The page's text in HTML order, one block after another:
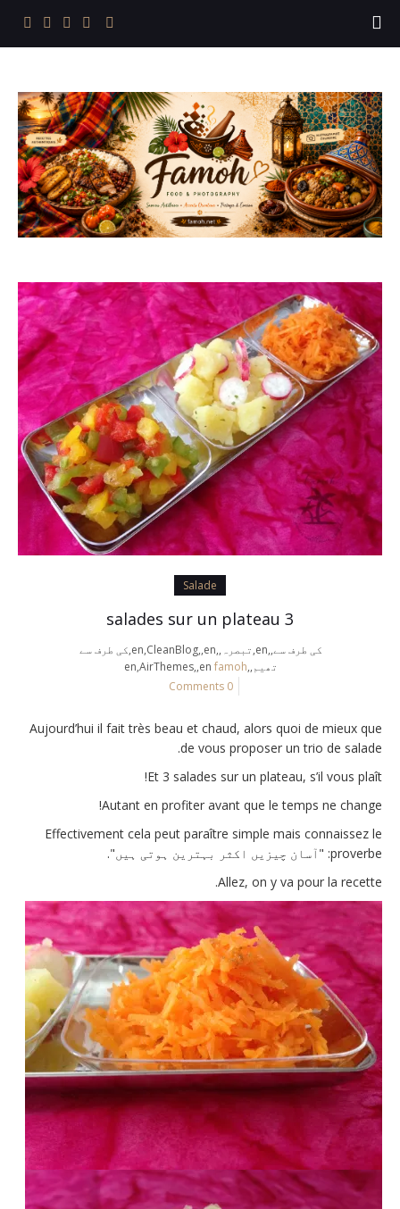
Salade
3 salades sur un plateau
کی طرف سے,,en,تبصرہ,,en,CleanBlog,,en,کی طرف سے
تھیم,,en,AirThemes,,enfamoh
0 Comments
Aujourd’hui il fait très beau et chaud, alors quoi de mieux que
de vous proposer un trio de salade.
Et 3 salades sur un plateau, s’il vous plaît!
Autant en profiter avant que le temps ne change!
Effectivement cela peut paraître simple mais connaissez le
proverbe: "آسان چیزیں اکثر بہترین ہوتی ہیں".
Allez, on y va pour la recette.